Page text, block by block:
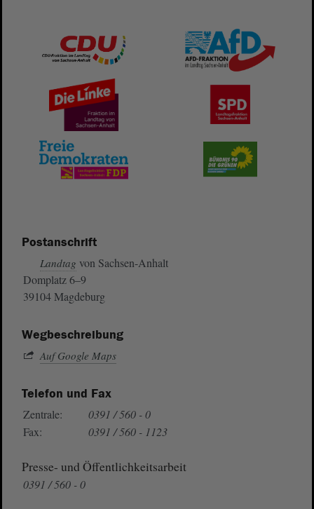
Postanschrift
Landtag von Sachsen-Anhalt
Domplatz 6–9
39104 Magdeburg
Wegbeschreibung
Auf Google Maps
Telefon und Fax
Zentrale:
0391 / 560 - 0
Fax:
0391 / 560 - 1123
Presse- und Öffentlichkeitsarbeit
0391 / 560 - 0